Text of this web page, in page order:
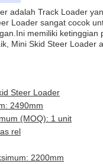
adalah Track Loader
Loader sangat cocok
memiliki
Mini Skid Steer Loader
Steer Loader
2490mm
(MOQ): 1 unit
rel
2200mm